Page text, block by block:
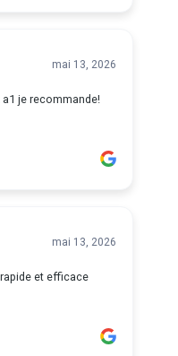
mai 13, 2026
je recommande!
mai 13, 2026
et efficace